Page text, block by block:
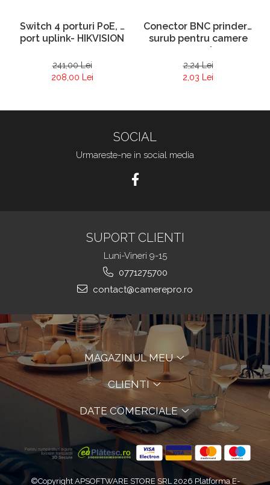
Switch 4 porturi PoE, 1
port uplink- HIKVISION
241,00 Lei
208,00 Lei
Conector BNC prindere
surub pentru camere
supraveghere
2,24 Lei
2,03 Lei
SOCIAL
Urmareste-ne in social media
SUPORT CLIENTI
Luni-Vineri 9-15
0771275700
contact@camerepro.ro
MAGAZINUL MEU
CLIENTI
DATE COMERCIALE
©Copyright APSOFTWARE STORE SRL 2026 Platforma E-